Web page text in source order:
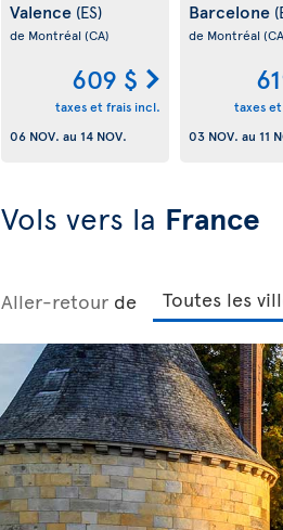
Valence (ES)
de Montréal (CA)
609 $
taxes et frais incl.
06 NOV. au 14 NOV.
Barcelone
de Montréal
taxes
03 NOV. au 11
Vols vers la France
Aller-retour de